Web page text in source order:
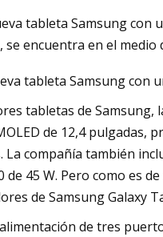
comunistas
tableta Samsung con
se encuentra en el
tableta Samsung con
tabletas de Samsung,
de 12,4 pulgadas,
La compañía también
de 45 W. Pero como es
de Samsung Galaxy
de tres